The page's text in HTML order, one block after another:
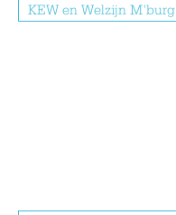
KEW en Welzijn M'burg